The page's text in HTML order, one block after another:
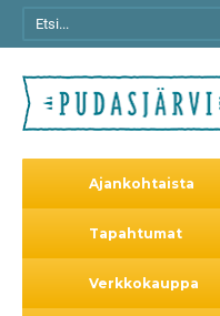
Ajankohtaista
Tapahtumat
Verkkokauppa